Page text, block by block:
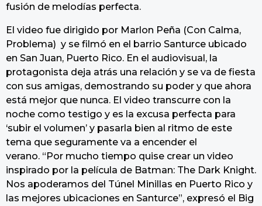
fusión de melodías perfecta.
El video fue dirigido por Marlon Peña (Con Calma,
Problema) y se filmó en el barrio Santurce ubicado
en San Juan, Puerto Rico. En el audiovisual, la
protagonista deja atrás una relación y se va de fiesta
con sus amigas, demostrando su poder y que ahora
está mejor que nunca. El video transcurre con la
noche como testigo y es la excusa perfecta para
‘subir el volumen’ y pasarla bien al ritmo de este
tema que seguramente va a encender el
verano. “Por mucho tiempo quise crear un video
inspirado por la película de Batman: The Dark Knight.
Nos apoderamos del Túnel Minillas en Puerto Rico y
las mejores ubicaciones en Santurce”, expresó el Big